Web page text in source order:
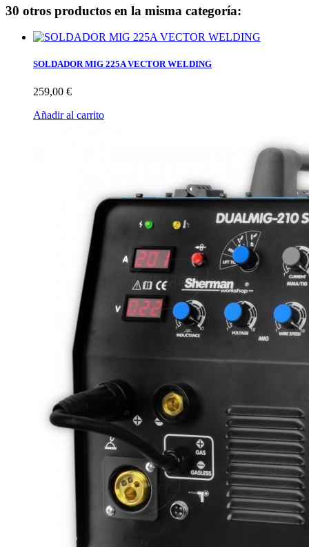
30 otros productos en la misma categoría:
SOLDADOR MIG 225A VECTOR WELDING
259,00 €
Añadir al carrito